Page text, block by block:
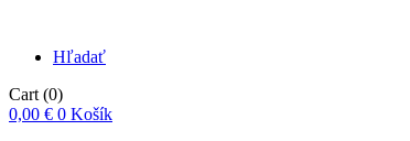
Hľadať
Cart (0)
0,00 € 0 Košík